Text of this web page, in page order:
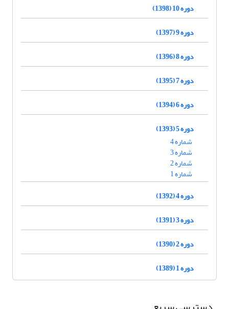
دوره 10 (1398)
دوره 9 (1397)
دوره 8 (1396)
دوره 7 (1395)
دوره 6 (1394)
دوره 5 (1393)
شماره 4
شماره 3
شماره 2
شماره 1
دوره 4 (1392)
دوره 3 (1391)
دوره 2 (1390)
دوره 1 (1389)